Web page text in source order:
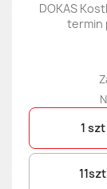
DOKAS
termin
1 szt
11szt